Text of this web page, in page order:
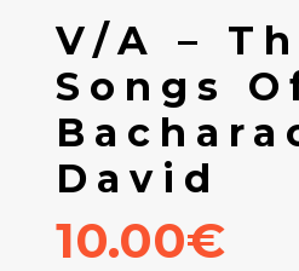
V/A –
Songs
David
10.00€